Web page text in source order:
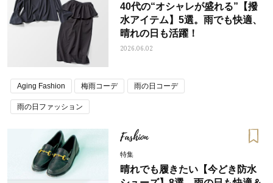
40代の“オシャレが盛れる”【撥
水アイテム】5選。雨でも快適、
晴れの日も活躍！
2026.06.02
Aging Fashion 梅雨コーデ 雨の日コーデ
雨の日ファッション
Fashion
特集
晴れでも履きたい【今どき防水